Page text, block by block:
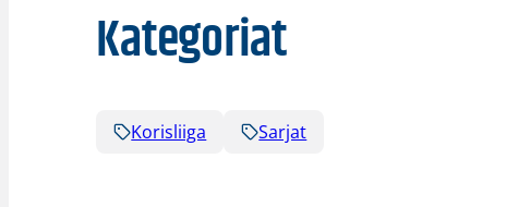
Kategoriat
Korisliiga Sarjat